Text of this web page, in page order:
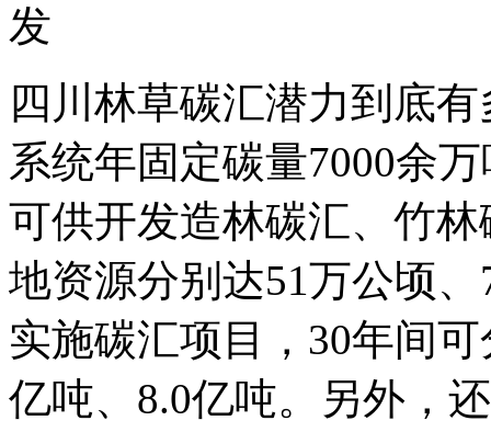
发
四川林草碳汇潜力到底
系统年固定碳量7000余
可供开发造林碳汇、竹
地资源分别达51万公顷
实施碳汇项目，30年间
亿吨、8.0亿吨。另外，